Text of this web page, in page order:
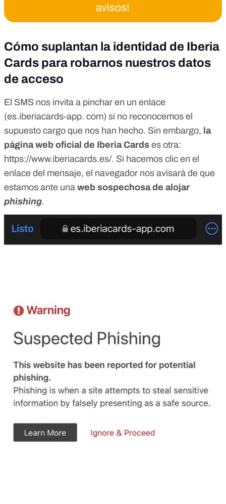
avisos!
Cómo suplantan la identidad de Iberia
Cards para robarnos nuestros datos
de acceso
El SMS nos invita a pinchar en un enlace
(es.iberiacards-app. com) si no reconocemos el
supuesto cargo que nos han hecho. Sin embargo, la
página web oficial de Iberia Cards es otra:
https://www.iberiacards.es/. Si hacemos clic en el
enlace del mensaje, el navegador nos avisará de que
estamos ante una web sospechosa de alojar
phishing.